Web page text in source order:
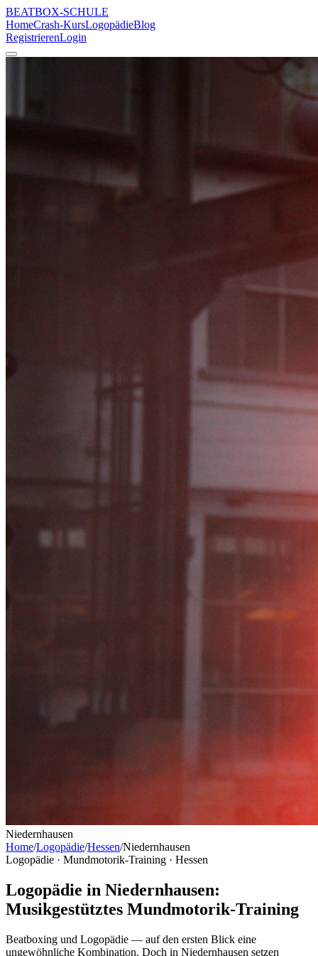
BEATBOX-SCHULE
HomeCrash-KursLogopädieBlog
RegistrierenLogin
Niedernhausen
Home/Logopädie/Hessen/Niedernhausen
Logopädie · Mundmotorik-Training · Hessen
Logopädie in Niedernhausen:
Musikgestütztes Mundmotorik-Training
Beatboxing und Logopädie — auf den ersten Blick eine
ungewöhnliche Kombination. Doch in Niedernhausen setzen